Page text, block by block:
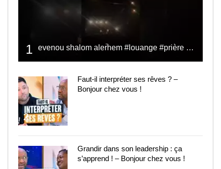
1 evenou shalom alerhem #louange #prière #shalom
2
Faut-il interpréter ses rêves ? –
Bonjour chez vous !
Grandir dans son leadership : ça
s’apprend ! – Bonjour chez vous !